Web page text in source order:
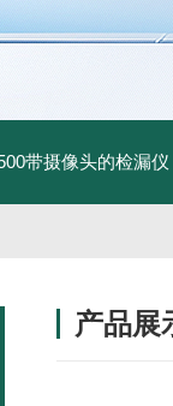
带摄像头的检漏仪
产品展